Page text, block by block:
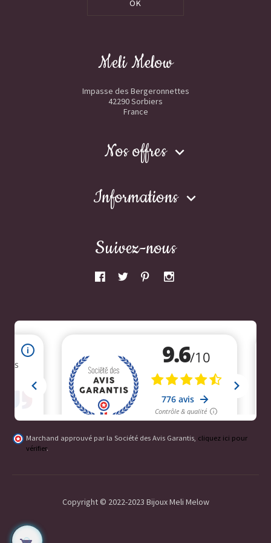
OK
Meli Melow
Impasse des Bergeronnettes
42290 Sorbiers
France
Nos offres 
Informations 
Suivez-nous
Marchand approuvé par la Société des Avis Garantis, cliquez ici pour
vérifier.
Copyright © 2022-2023 Bijoux Meli Melow